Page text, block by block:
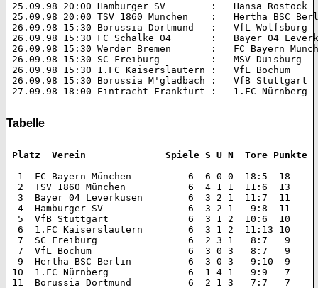
25.09.98 20:00 Hamburger SV        :   Hansa Rostock 		1:0 (0:0)
25.09.98 20:00 TSV 1860 München    :   Hertha BSC Berlin 	2:0
26.09.98 15:30 Borussia Dortmund   :   VfL Wolfsburg 		2:1 (1:1)
26.09.98 15:30 FC Schalke 04       :   Bayer 04 Leverkusen
26.09.98 15:30 Werder Bremen       :   FC Bayern München 	0:1
26.09.98 15:30 SC Freiburg         :   MSV Duisburg 		2:2 (1:0)
26.09.98 15:30 1.FC Kaiserslautern :   VfL Bochum 		2:3 (1:0)
26.09.98 15:30 Borussia M'gladbach :   VfB Stuttgart 		2:3 (2:2)
27.09.98 18:00 Eintracht Frankfurt :   1.FC Nürnberg 		3:2 (1:1)
Tabelle
Platz  Verein 		    Spiele S U N  Tore Punkte
  1  FC Bayern München 		6  6 0 0  18:5  18
  2  TSV 1860 München 		6  4 1 1  11:6  13
  3  Bayer 04 Leverkusen 	6  3 2 1  11:7  11
  4  Hamburger SV 		6  3 2 1   9:8  11
  5  VfB Stuttgart 		6  3 1 2  10:6  10
  6  1.FC Kaiserslautern 	6  3 1 2  11:13 10
  7  SC Freiburg 		6  2 3 1   8:7   9
  7  VfL Bochum 		6  3 0 3   8:7   9
  9  Hertha BSC Berlin 		6  3 0 3   9:10  9
10  1.FC Nürnberg 		6  1 4 1   9:9   7
11  Borussia Dortmund 		6  2 1 3   7:7   7